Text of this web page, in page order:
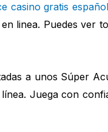
casino gratis español
linea. Puedes ver
a unos Súper
Juega con